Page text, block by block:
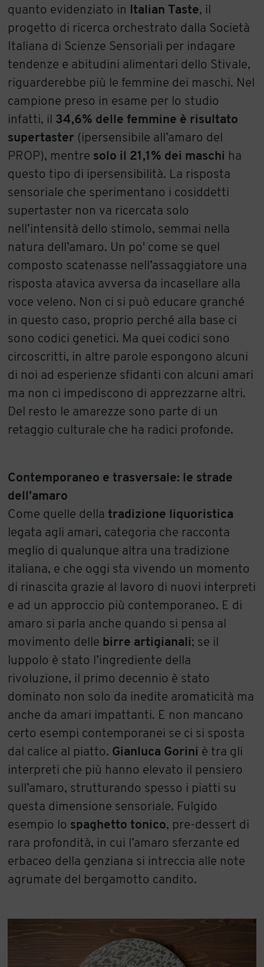
quanto evidenziato in
Italian Taste, il
progetto di ricerca orchestrato dalla Società
Italiana di Scienze Sensoriali per indagare
tendenze e abitudini alimentari dello Stivale,
riguarderebbe più le femmine dei maschi. Nel
campione preso in esame per lo studio
infatti, il 34,6% delle femmine è risultato
supertaster (ipersensibile all’amaro del
PROP), mentre solo il 21,1% dei maschi ha
questo tipo di ipersensibilità. La risposta
sensoriale che sperimentano i cosiddetti
supertaster non va ricercata solo
nell’intensità dello stimolo, semmai nella
natura dell’amaro. Un po' come se quel
composto scatenasse nell’assaggiatore una
risposta atavica avversa da incasellare alla
voce veleno. Non ci si può educare granché
in questo caso, proprio perché alla base ci
sono codici genetici. Ma quei codici sono
circoscritti, in altre parole espongono alcuni
di noi ad esperienze sfidanti con alcuni amari
ma non ci impediscono di apprezzarne altri.
Del resto le amarezze sono parte di un
retaggio culturale che ha radici profonde.
Contemporaneo e trasversale: le strade
dell’amaro
Come quelle dellatradizione liquoristica
legata agli amari, categoria che racconta
meglio di qualunque altra una tradizione
italiana, e che oggi sta vivendo un momento
di rinascita grazie al lavoro di nuovi interpreti
e ad un approccio più contemporaneo. E di
amaro si parla anche quando si pensa al
movimento delle birre artigianali; se il
luppolo è stato l’ingrediente della
rivoluzione, il primo decennio è stato
dominato non solo da inedite aromaticità ma
anche da amari impattanti. E non mancano
certo esempi contemporanei se ci si sposta
dal calice al piatto. Gianluca Gorini è tra gli
interpreti che più hanno elevato il pensiero
sull’amaro, strutturando spesso i piatti su
questa dimensione sensoriale. Fulgido
esempio lo spaghetto tonico, pre-dessert di
rara profondità, in cui l’amaro sferzante ed
erbaceo della genziana si intreccia alle note
agrumate del bergamotto candito.